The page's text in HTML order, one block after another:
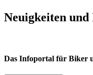
Neuigkeiten
Das Infoportal für Biker